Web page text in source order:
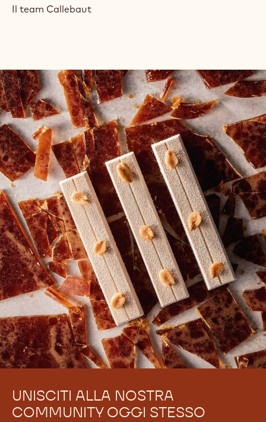
Il team Callebaut
UNISCITI ALLA NOSTRA
COMMUNITY OGGI STESSO